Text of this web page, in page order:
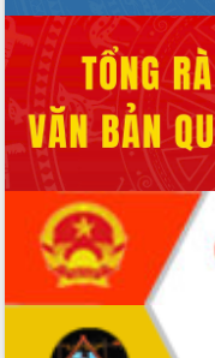
công tác cải cách thủ tục hành
tại Trung tâm Phục vụ hành
công tỉnh
Đắk Lắk: Tôn vinh 46 giải pháp
thi Sáng tạo Kỹ thuật 2024 -
Đắk Lắk rà soát, điều chỉnh Đề
về phát triển nuôi trồng thủy
Phó Chủ tịch UBND tỉnh Đắk Lắk
Trương Công Thái kiểm tra
Dự án cao tốc Khánh Hòa -
Thuột
Định vị cà phê Việt Nam như một
sản sống” trong dòng chảy toàn